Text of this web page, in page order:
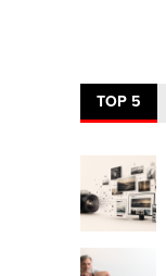
TOP 5